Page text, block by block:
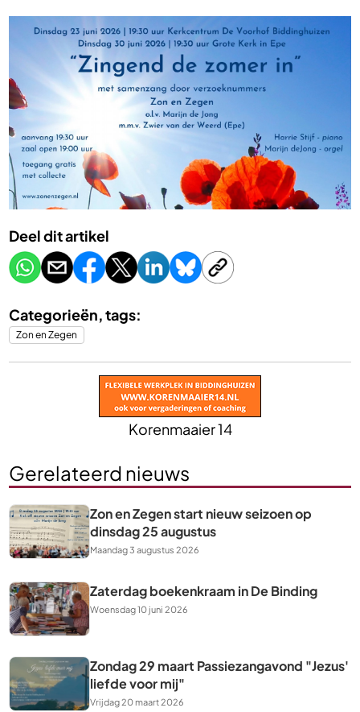
Deel dit artikel
Categorieën, tags:
Zon en Zegen
Korenmaaier 14
Gerelateerd nieuws
Zon en Zegen start nieuw seizoen op
dinsdag 25 augustus
Maandag 3 augustus 2026
Zaterdag boekenkraam in De Binding
Woensdag 10 juni 2026
Zondag 29 maart Passiezangavond "Jezus'
liefde voor mij"
Vrijdag 20 maart 2026